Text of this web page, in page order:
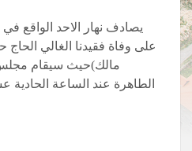
على وفاة فقيدنا الغالي
مالك)حيث سيقام
الطاهرة عند الساعة